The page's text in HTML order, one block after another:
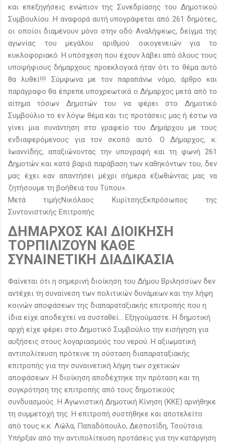
και επεξηγήσεις ενώπιον της Συνεδρίασης του Δημοτικού
Συμβουλίου. Η αναφορά αυτή υπογράφεται από 261 δημότες,
οι οποίοι διαμένουν μόνο στην οδό Αναλήψεως, δείγμα της
αγωνίας του μεγάλου αριθμού οικογενειών για το
κυκλοφοριακό. Η υπόσχεση που έχουν λάβει από όλους τους
υποψήφιους δήμαρχους προεκλογικά ήταν ότι το θέμα αυτό
θα λυθεί!!! Σύμφωνα με τον παραπάνω νόμο, άρθρο και
παράγραφο θα έπρεπε υποχρεωτικά ο Δήμαρχος μετά από το
αίτημα τόσων Δημοτών του να φέρει στο Δημοτικό
Συμβούλιο το εν λόγω θέμα και τις προτάσεις μας ή έστω να
γίνει μια συνάντηση στο γραφείο του Δημάρχου με τους
ενδιαφερόμενους για τον σκοπό αυτό. Ο Δήμαρχος, κ.
Ιωαννίδης, απαξιώνοντας την υπογραφή και τη φωνή 261
Δημοτών και κατά βαριά παράβαση των καθηκόντων του, δεν
μας έχει καν απαντήσει μέχρι σήμερα εξωθώντας μας να
ζητήσουμε τη βοήθεια του Τύπου».
Μετά τιμήςΝικόλαος ΚυρίτσηςΕκπρόσωπος της
Συντονιστικής Επιτροπής
ΔΗΜΑΡΧΟΣ ΚΑΙ ΔΙΟΙΚΗΣΗ
ΤΟΡΠΙΛΙΖΟΥΝ ΚΑΘΕ
ΣΥΝΑΙΝΕΤΙΚΗ ΔΙΑΔΙΚΑΣΙΑ
Φαίνεται ότι η σημερινή διοίκηση του Δήμου Βριλησσίων δεν
αντέχει τη συναίνεση των πολιτικών δυνάμεων και την λήψη
κοινών αποφάσεων της διαπαραταξιακής επιτροπής που η
ίδια είχε αποδεχτεί να συσταθεί... Εξηγούμαστε. Η δημοτική
αρχή είχε φέρει στο Δημοτικό Συμβούλιο την εισήγηση για
αυξήσεις στους λογαριασμούς του νερού. Η αξιωματική
αντιπολίτευση πρότεινε τη σύσταση διαπαραταξιακής
επιτροπής για την συναινετική λήψη των σχετικών
αποφάσεων. Η διοίκηση αποδέχτηκε την πρόταση και τη
συγκρότηση της επιτροπής από τους δημοτικούς
συνδυασμούς. Η Αγωνιστική Δημοτική Κίνηση (ΚΚΕ) αρνήθηκε
τη συμμετοχή της. Η επιτροπή συστήθηκε και αποτελείτο
από τους κ.κ. Λώλα, Παπαδόπουλο, Δεσποτίδη, Τσούτσια.
Υπήρξαν από την αντιπολίτευση προτάσεις για την κατάργηση